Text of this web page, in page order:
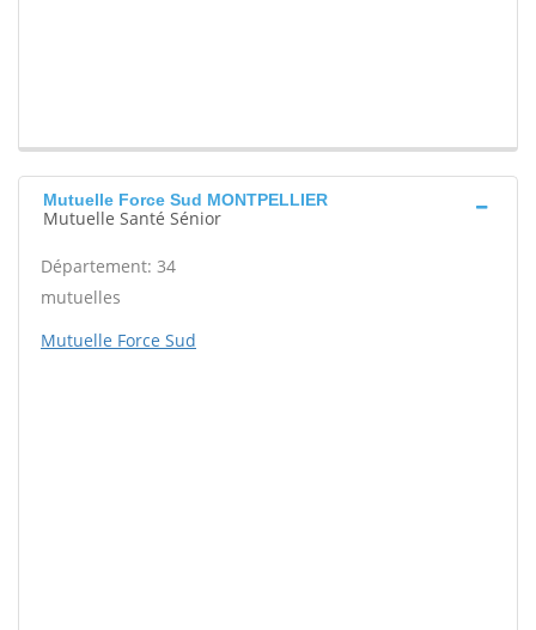
Mutuelle Force Sud MONTPELLIER
Mutuelle Santé Sénior
Département: 34
mutuelles
Mutuelle Force Sud